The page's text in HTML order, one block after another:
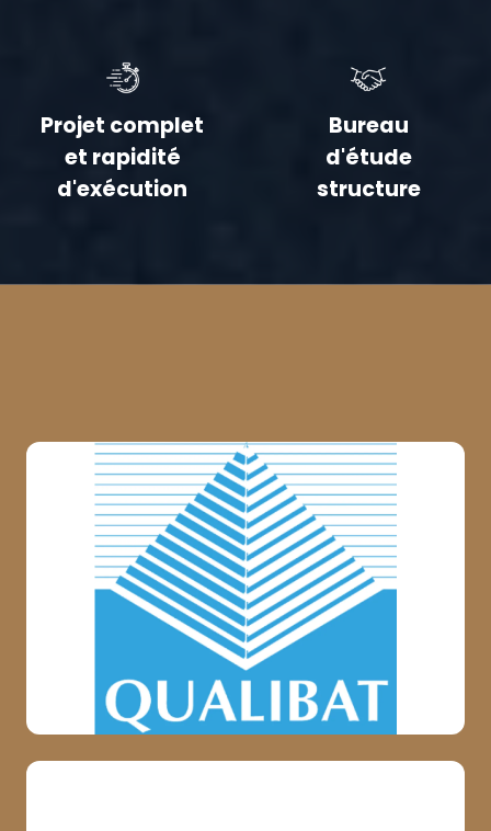
Projet complet
et rapidité
d'exécution
Bureau
d'étude
structure